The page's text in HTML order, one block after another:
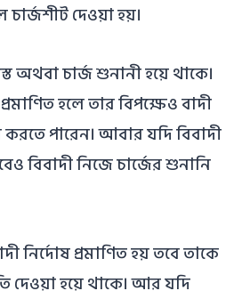
দেওয়া হয়।
অথবা চার্জ শুনানী হয়ে থাকে।
হলে তার বিপক্ষেও বাদী
করতে পারেন। আবার যদি বিবাদী
বিবাদী নিজে চার্জের শুনানি
নির্দোষ প্রমাণিত হয় তবে তাকে
দেওয়া হয়ে থাকে। আর যদি